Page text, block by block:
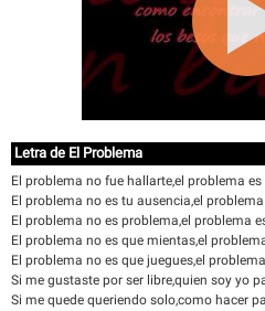
Letra de El Problema
El problema no fue hallarte,el problema
El problema no es tu ausencia,el
El problema no es problema,el problema
El problema no es que mientas,el
El problema no es que juegues,el
Si me gustaste por ser libre,quien soy yo
Si me quede queriendo solo,como hacer